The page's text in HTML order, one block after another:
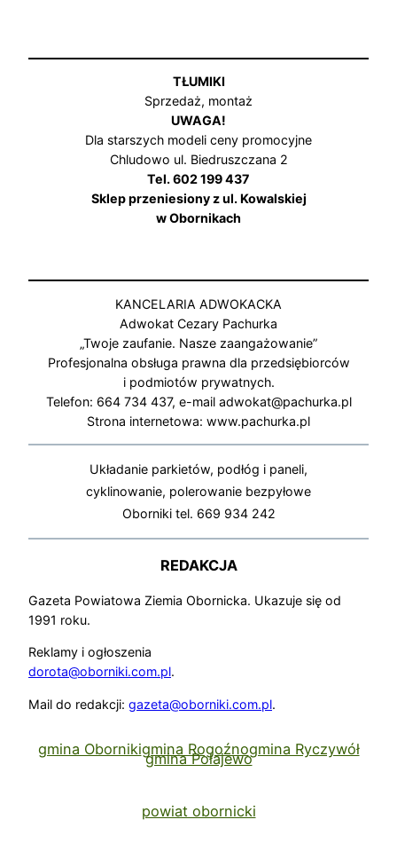
TŁUMIKI
Sprzedaż, montaż
UWAGA!
Dla starszych modeli ceny promocyjne
Chludowo ul. Biedruszczana 2
Tel. 602 199 437
Sklep przeniesiony z ul. Kowalskiej
w Obornikach
KANCELARIA ADWOKACKA
Adwokat Cezary Pachurka
„Twoje zaufanie. Nasze zaangażowanie”
Profesjonalna obsługa prawna dla przedsiębiorców
i podmiotów prywatnych.
Telefon: 664 734 437, e-mail adwokat@pachurka.pl
Strona internetowa: www.pachurka.pl
Układanie parkietów, podłóg i paneli,
cyklinowanie, polerowanie bezpyłowe
Oborniki tel. 669 934 242
REDAKCJA
Gazeta Powiatowa Ziemia Obornicka. Ukazuje się od
1991 roku.
Reklamy i ogłoszenia
dorota@oborniki.com.pl.
Mail do redakcji: gazeta@oborniki.com.pl.
gmina Obornikigmina Rogoźnogmina Ryczywół
gmina Połajewo
powiat obornicki